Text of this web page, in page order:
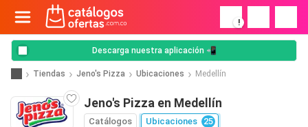
!
Descarga nuestra aplicación 📲
Tiendas Jeno's Pizza Ubicaciones Medellín
Jeno's Pizza en Medellín
Catálogos Ubicaciones 25